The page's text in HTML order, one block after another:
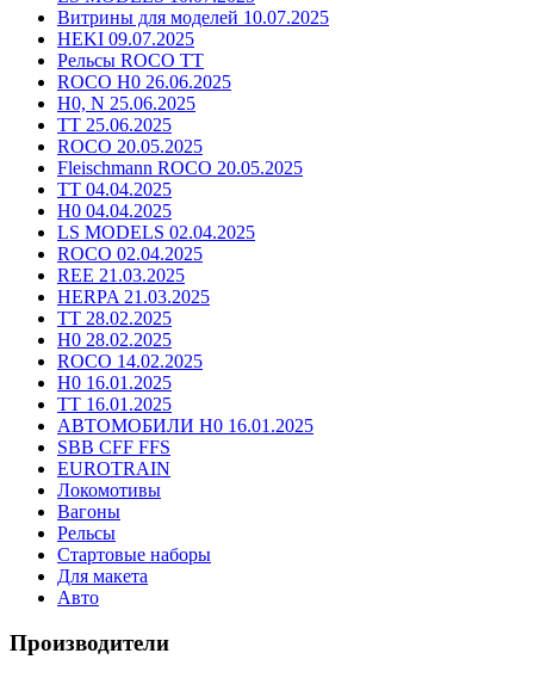
Витрины для моделей 10.07.2025
HEKI 09.07.2025
Рельсы ROCO TT
ROCO H0 26.06.2025
H0, N 25.06.2025
TT 25.06.2025
ROCO 20.05.2025
Fleischmann ROCO 20.05.2025
TT 04.04.2025
H0 04.04.2025
LS MODELS 02.04.2025
ROCO 02.04.2025
REE 21.03.2025
HERPA 21.03.2025
TT 28.02.2025
H0 28.02.2025
ROCO 14.02.2025
H0 16.01.2025
TT 16.01.2025
АВТОМОБИЛИ H0 16.01.2025
SBB CFF FFS
EUROTRAIN
Локомотивы
Вагоны
Рельсы
Стартовые наборы
Для макета
Авто
Производители